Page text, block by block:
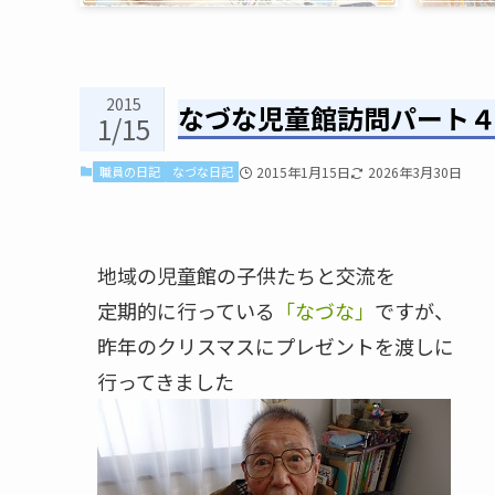
なづな児童館訪問パート４
2015
1/15
職員の日記 なづな日記 2015年1月15日 2026年3月30日
地域の児童館の子供たちと交流を
定期的に行っている 「なづな」 ですが、
昨年のクリスマスにプレゼントを渡しに
行ってきました